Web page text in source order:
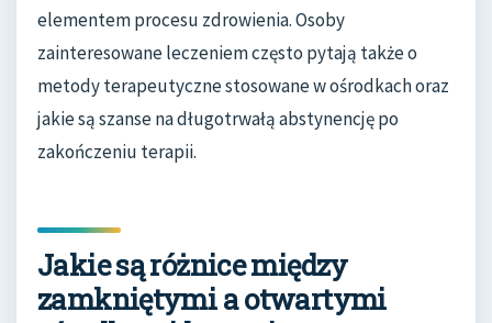
elementem procesu zdrowienia. Osoby
zainteresowane leczeniem często pytają także o
metody terapeutyczne stosowane w ośrodkach oraz
jakie są szanse na długotrwałą abstynencję po
zakończeniu terapii.
Jakie są różnice między
zamkniętymi a otwartymi